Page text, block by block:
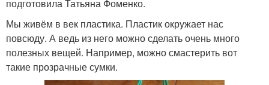
подготовила Татьяна Фоменко.
Мы живём в век пластика. Пластик окружает нас
повсюду. А ведь из него можно сделать очень много
полезных вещей. Например, можно смастерить вот
такие прозрачные сумки.